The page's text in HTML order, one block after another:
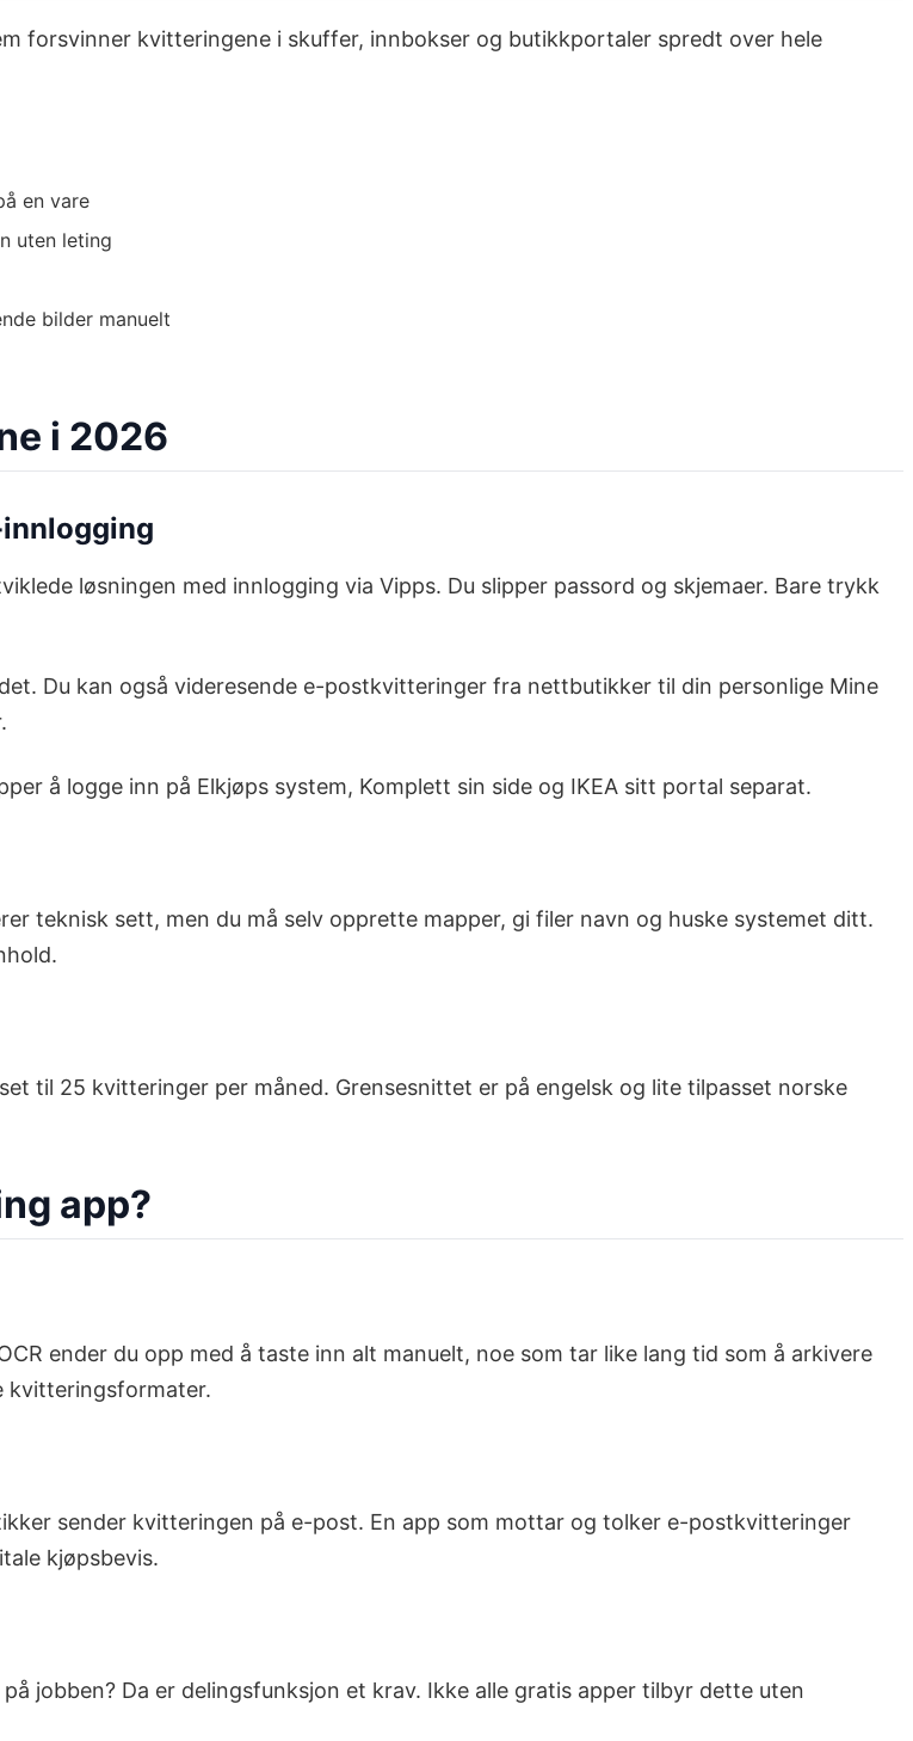
forsvinner kvitteringene i skuffer, innbokser og butikkportaler spredt over hele
en vare
uten leting
bilder manuelt
i 2026
løsningen med innlogging via Vipps. Du slipper passord og skjemaer. Bare trykk
Du kan også videresende e-postkvitteringer fra nettbutikker til din personlige Mine
å logge inn på Elkjøps system, Komplett sin side og IKEA sitt portal separat.
teknisk sett, men du må selv opprette mapper, gi filer navn og huske systemet ditt.
til 25 kvitteringer per måned. Grensesnittet er på engelsk og lite tilpasset norske
app?
ender du opp med å taste inn alt manuelt, noe som tar like lang tid som å arkivere
kvitteringsformater.
sender kvitteringen på e-post. En app som mottar og tolker e-postkvitteringer
kjøpsbevis.
jobben? Da er delingsfunksjon et krav. Ikke alle gratis apper tilbyr dette uten